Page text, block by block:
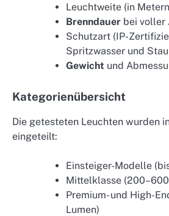
Leuchtweite (in
Brenndauer bei voller
Schutzart (IP-
Spritzwasser und
Gewicht und
Kategorienübersicht
Die getesteten Leuchten wurden
eingeteilt:
Einsteiger-Modelle
Mittelklasse
Premium- und High-
Lumen)